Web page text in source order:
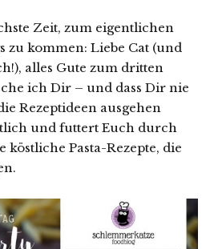
Zeit, zum eigentlichen
zu kommen: Liebe Cat (und
alles Gute zum dritten
ich Dir – und dass Dir nie
Rezeptideen ausgehen
und futtert Euch durch
Pasta-Rezepte, die